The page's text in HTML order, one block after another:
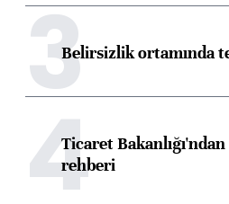
3Belirsizlik ortamında
4
Ticaret
rehberi